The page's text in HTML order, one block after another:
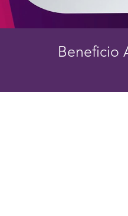
Beneficio